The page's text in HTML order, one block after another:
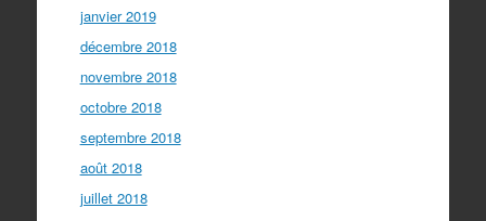
janvier 2019
décembre 2018
novembre 2018
octobre 2018
septembre 2018
août 2018
juillet 2018